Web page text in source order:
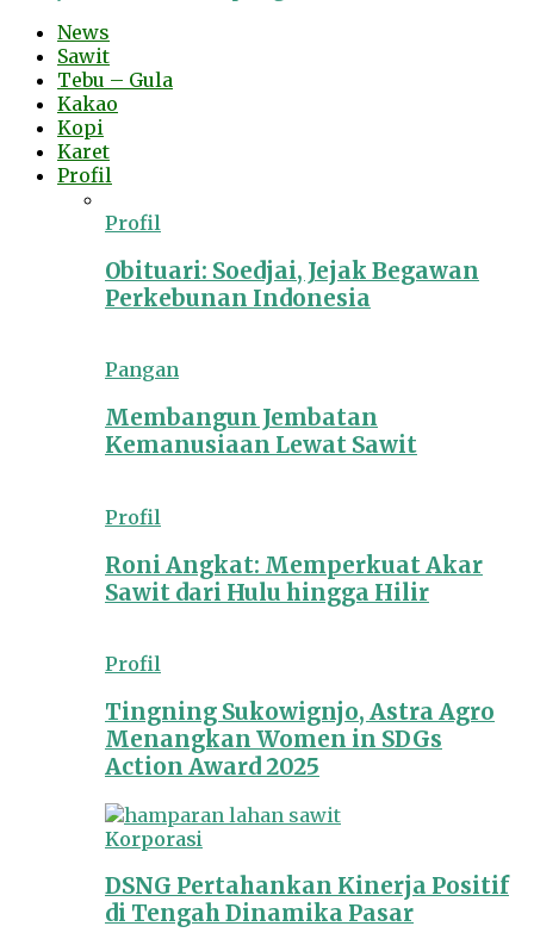
News
Sawit
Tebu – Gula
Kakao
Kopi
Karet
Profil
Profil
Obituari: Soedjai, Jejak Begawan
Perkebunan Indonesia
Pangan
Membangun Jembatan
Kemanusiaan Lewat Sawit
Profil
Roni Angkat: Memperkuat Akar
Sawit dari Hulu hingga Hilir
Profil
Tingning Sukowignjo, Astra Agro
Menangkan Women in SDGs
Action Award 2025
Korporasi
DSNG Pertahankan Kinerja Positif
di Tengah Dinamika Pasar